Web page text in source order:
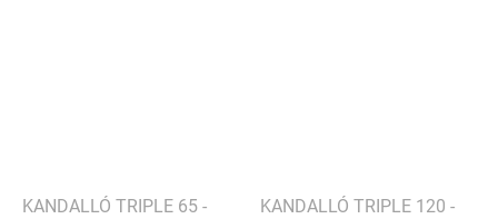
KANDALLÓ TRIPLE 65 -
KANDALLÓ TRIPLE 120 -